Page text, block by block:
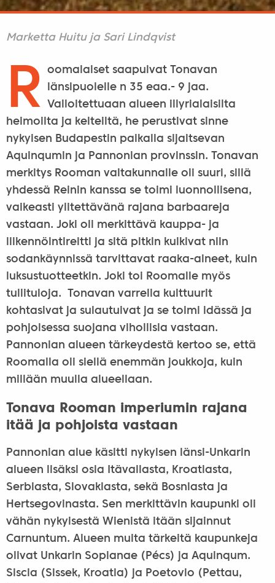
Marketta Huitu ja Sari Lindqvist
R
oomalaiset saapuivat Tonavan
länsipuolelle n 35 eaa.- 9 jaa.
Valloitettuaan alueen illyrialaisilta
heimoilta ja kelteiltä, he perustivat sinne
nykyisen Budapestin paikalla sijaitsevan
Aquinqumin ja Pannonian provinssin. Tonavan
merkitys Rooman valtakunnalle oli suuri, sillä
yhdessä Reinin kanssa se toimi luonnollisena,
vaikeasti ylitettävänä rajana barbaareja
vastaan. Joki oli merkittävä kauppa- ja
liikennöintireitti ja sitä pitkin kulkivat niin
sodankäynnissä tarvittavat raaka-aineet, kuin
luksustuotteetkin. Joki toi Roomalle myös
tullituloja. Tonavan varrella kulttuurit
kohtasivat ja sulautuivat ja se toimi idässä ja
pohjoisessa suojana vihollisia vastaan.
Pannonian alueen tärkeydestä kertoo se, että
Roomalla oli siellä enemmän joukkoja, kuin
millään muulla alueellaan.
Tonava Rooman imperiumin rajana
itää ja pohjoista vastaan
Pannonian alue käsitti nykyisen länsi-Unkarin
alueen lisäksi osia Itävallasta, Kroatiasta,
Serbiasta, Slovakiasta, sekä Bosniasta ja
Hertsegovinasta. Sen merkittävin kaupunki oli
vähän nykyisestä Wienistä itään sijainnut
Carnuntum. Alueen muita tärkeitä kaupunkeja
olivat Unkarin Sopianae (Pécs) ja Aquinqum.
Siscia (Sissek, Kroatia) ja Poetovio (Pettau,